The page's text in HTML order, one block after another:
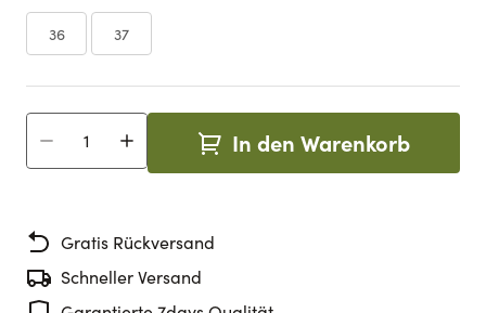
36 37
Menge In den Warenkorb
Gratis Rückversand
Schneller Versand